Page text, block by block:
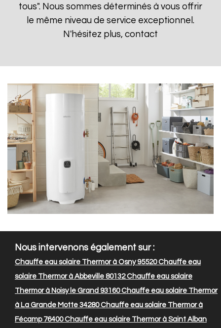
tous". Nous sommes déterminés à vous offrir
le même niveau de service exceptionnel.
N'hésitez plus, contact
Nous intervenons également sur :
Chauffe eau solaire Thermor à Osny 95520Chauffe eau
solaire Thermor à Abbeville 80132Chauffe eau solaire
Thermor à Noisy le Grand 93160Chauffe eau solaire Thermor
à La Grande Motte 34280Chauffe eau solaire Thermor à
Fécamp 76400Chauffe eau solaire Thermor à Saint Alban